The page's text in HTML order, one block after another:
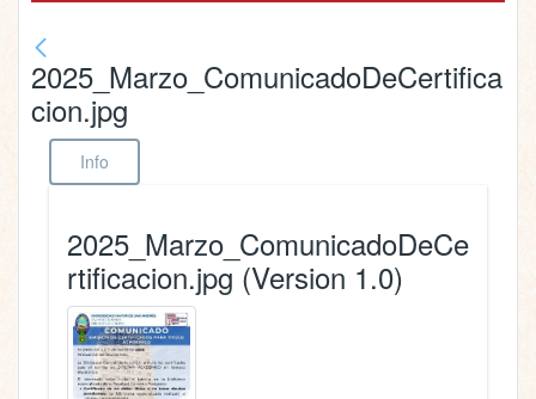
2025_Marzo_ComunicadoDeCertifica
cion.jpg
Info
2025_Marzo_ComunicadoDeCe
rtificacion.jpg (Version 1.0)